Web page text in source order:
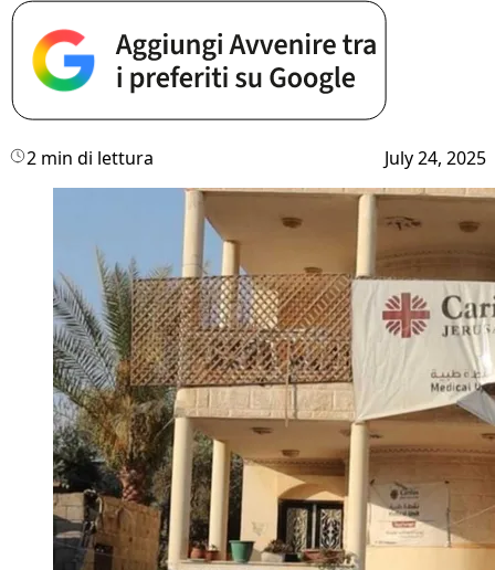
2 min di lettura July 24, 2025